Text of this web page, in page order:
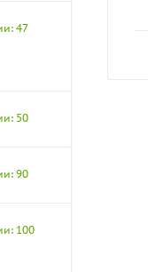
47
50
90
100